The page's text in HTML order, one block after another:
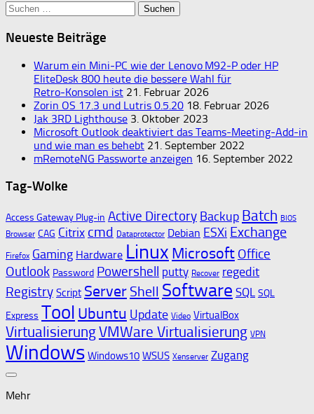
Suchen
Neueste Beiträge
Warum ein Mini‑PC wie der Lenovo M92‑P oder HP
EliteDesk 800 heute die bessere Wahl für
Retro‑Konsolen ist 21. Februar 2026
Zorin OS 17.3 und Lutris 0.5.20 18. Februar 2026
Jak 3RD Lighthouse 3. Oktober 2023
Microsoft Outlook deaktiviert das Teams-Meeting-Add-in
und wie man es behebt 21. September 2022
mRemoteNG Passworte anzeigen 16. September 2022
Tag-Wolke
Access Gateway Plug-in Active Directory Backup Batch BIOS
Browser CAG Citrix cmd Dataprotector Debian ESXi Exchange
Firefox Gaming Hardware Linux Microsoft Office
Outlook Password Powershell putty Recover regedit
Registry Script Server Shell Software SQL SQL
Express Tool Ubuntu Update Video VirtualBox
VirtualisierungVMWare Virtualisierung VPN
Windows Windows10 WSUS Xenserver Zugang
Mehr